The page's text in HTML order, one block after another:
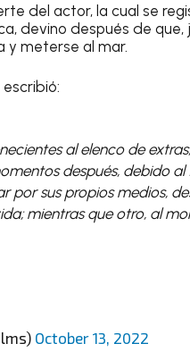
del actor, la cual se
devino después de
y meterse al mar.
al elenco de
después, debido
por sus propios medios,
mientras que otro, al
October 13, 2022